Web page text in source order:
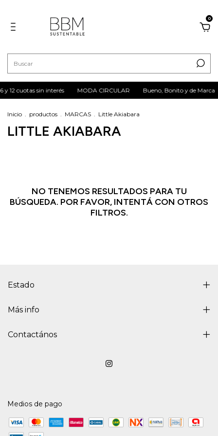
0
y 12 cuotas sin interés MODA CIRCULAR Bueno, Bonito y de Marca
Inicio . productos . MARCAS . Little Akiabara
LITTLE AKIABARA
NO TENEMOS RESULTADOS PARA TU
BÚSQUEDA. POR FAVOR, INTENTÁ CON OTROS
FILTROS.
Estado
Más info
Contactános
Medios de pago